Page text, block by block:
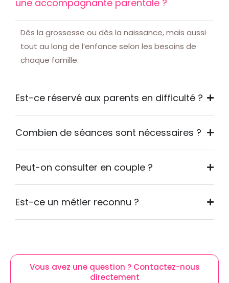
une accompagnante parentale ?
Dès la grossesse ou dès la naissance, mais aussi
tout au long de l’enfance selon les besoins de
chaque famille.
Est-ce réservé aux parents en difficulté ?
Combien de séances sont nécessaires ?
Peut-on consulter en couple ?
Est-ce un métier reconnu ?
Vous avez une question ? Contactez-nous
directement